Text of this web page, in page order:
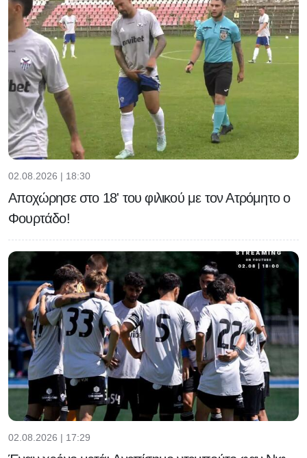
02.08.2026 | 18:30
Αποχώρησε στο 18' του φιλικού με τον Ατρόμητο ο
Φουρτάδο!
02.08.2026 | 17:29